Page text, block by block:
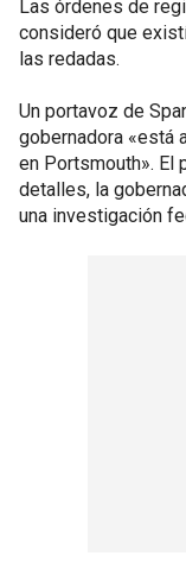
Las órdenes de
consideró que
las redadas.
Un portavoz de
gobernadora «está
en Portsmouth». El
detalles, la
una investigación